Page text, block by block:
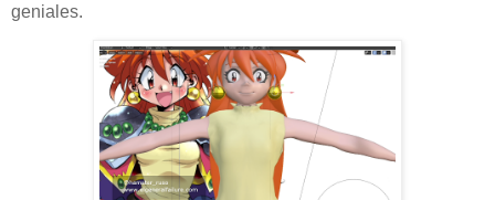
geniales.